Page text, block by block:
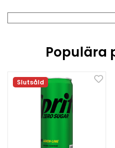
Populära
Slutsåld